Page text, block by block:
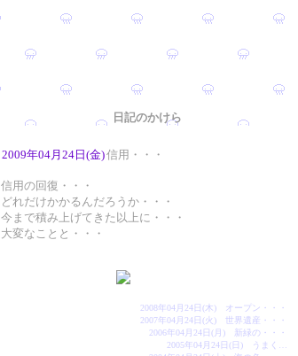
日記のかけら
2009年04月24日(金)信用・・・
信用の回復・・・
どれだけかかるんだろうか・・・
今まで積み上げてきた以上に・・・
大変なことと・・・
2008年04月24日(木) オープン・・・
2007年04月24日(火) 世界遺産・・・
2006年04月24日(月) 新緑の・・・
2005年04月24日(日) うまく…